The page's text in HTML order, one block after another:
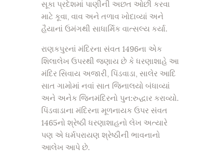
સૂકા પ્રદેશમાં પાણીની અછત ઓછી કરવા
માટે કૂવા, વાવ અને તળાવ ખોદાવ્યાં અને
હૈયાનાં ઉમંગથી સાધાર્મિક વાત્સલ્ય કર્યા.
રાણકપુરનાં મંદિરના સંવત 1496ના એક
શિલાલેખ ઉપરથી જણાય છે કે ધરણાશાહે આ
મંદિર સિવાય અજારી, પિંડવાડા, સાલેર આદિ
સાત ગામોમાં નવાં સાત જિનાલયો બંધાવ્યાં
અને અનેક જિનમંદિરનો પુન:રુદ્ધાર કરાવ્યો.
પિંડવાડાના મંદિરના મૂળનાયક ઉપર સંવત
1465નો શ્રેષ્ઠી ધરણાશાહનો લેખ અત્યારે
પણ એ ધર્મપરાયણ શ્રેષ્ઠીની ભાવનાનો
આલેખ આપે છે.